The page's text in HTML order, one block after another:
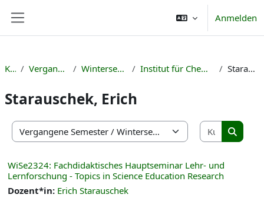
Anmelden
Kurse Vergangene Semester Wintersemester 2023/24 Institut für Chemie, Physik und Technik Starauschek, Erich
Starauschek, Erich
Kursbereiche
Kurse
Kurse
WiSe2324: Fachdidaktisches Hauptseminar Lehr- und
Lernforschung - Topics in Science Education Research
Dozent*in: Erich Starauschek